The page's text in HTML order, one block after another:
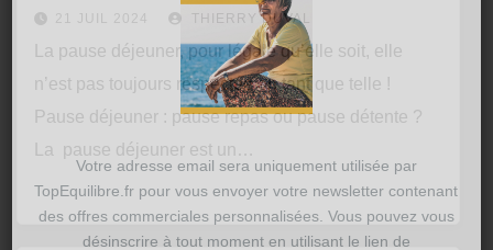
21 JUIL 2024 THIERRY DUVAL
La pause déjeuner, pour légale qu’elle soit, elle
n’est pas toujours respectée en tant que telle !
Pause déjeuner : pause repas ou pause détente ?
La pause déjeuner est un…
Votre adresse email sera uniquement utilisée par
TopEquilibre.fr pour vous envoyer votre newsletter contenant
des offres commerciales personnalisées. Vous pouvez vous
désinscrire à tout moment en utilisant le lien de